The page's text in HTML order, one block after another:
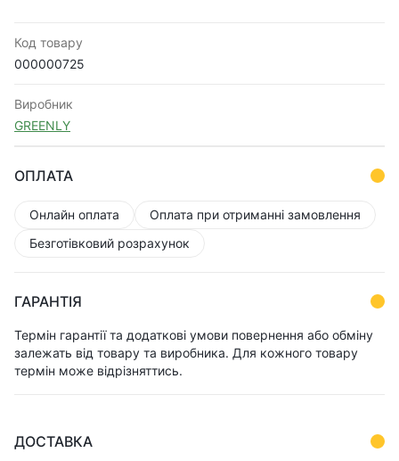
Код товару
000000725
Виробник
GREENLY
ОПЛАТА
Онлайн оплата
Оплата при отриманні замовлення
Безготівковий розрахунок
ГАРАНТІЯ
Термін гарантії та додаткові умови повернення або обміну
залежать від товару та виробника. Для кожного товару
термін може відрізняттись.
ДОСТАВКА